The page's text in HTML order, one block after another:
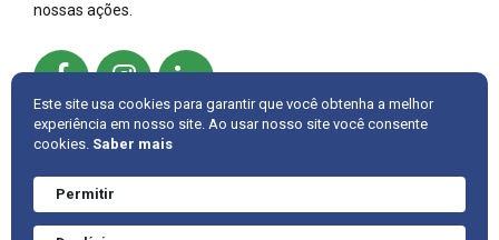
nossas ações.
Este site usa cookies para garantir que você obtenha a melhor
experiência em nosso site. Ao usar nosso site você consente
cookies. Saber mais
Permitir
Precisa de ajuda?
Converve agora